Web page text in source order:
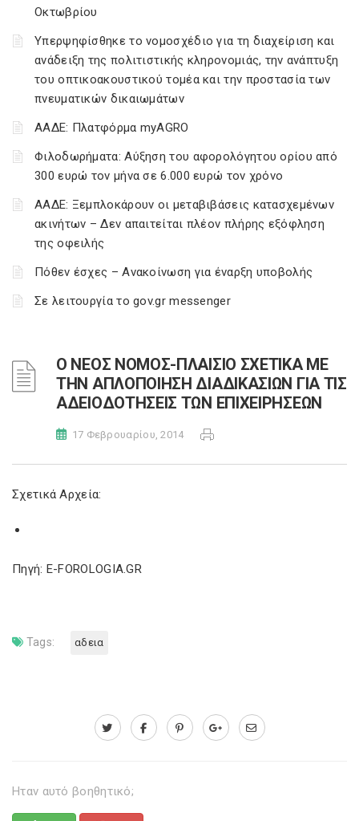
Οκτωβρίου
Υπερψηφίσθηκε το νομοσχέδιο για τη διαχείριση και
ανάδειξη της πολιτιστικής κληρονομιάς, την ανάπτυξη
του οπτικοακουστικού τομέα και την προστασία των
πνευματικών δικαιωμάτων
ΑΑΔΕ: Πλατφόρμα myAGRO
Φιλοδωρήματα: Αύξηση του αφορολόγητου ορίου από
300 ευρώ τον μήνα σε 6.000 ευρώ τον χρόνο
ΑΑΔΕ: Ξεμπλοκάρουν οι μεταβιβάσεις κατασχεμένων
ακινήτων – Δεν απαιτείται πλέον πλήρης εξόφληση
της οφειλής
Πόθεν έσχες – Ανακοίνωση για έναρξη υποβολής
Σε λειτουργία το gov.gr messenger
Ο ΝΕΟΣ ΝΟΜΟΣ-ΠΛΑΙΣΙΟ ΣΧΕΤΙΚΑ ΜΕ
ΤΗΝ ΑΠΛΟΠΟΙΗΣΗ ΔΙΑΔΙΚΑΣΙΩΝ ΓΙΑ ΤΙΣ
ΑΔΕΙΟΔΟΤΗΣΕΙΣ ΤΩΝ ΕΠΙΧΕΙΡΗΣΕΩΝ
17 Φεβρουαρίου, 2014
Σχετικά Αρχεία:
Πηγή: E-FOROLOGIA.GR
Tags: αδεια
Ηταν αυτό βοηθητικό;